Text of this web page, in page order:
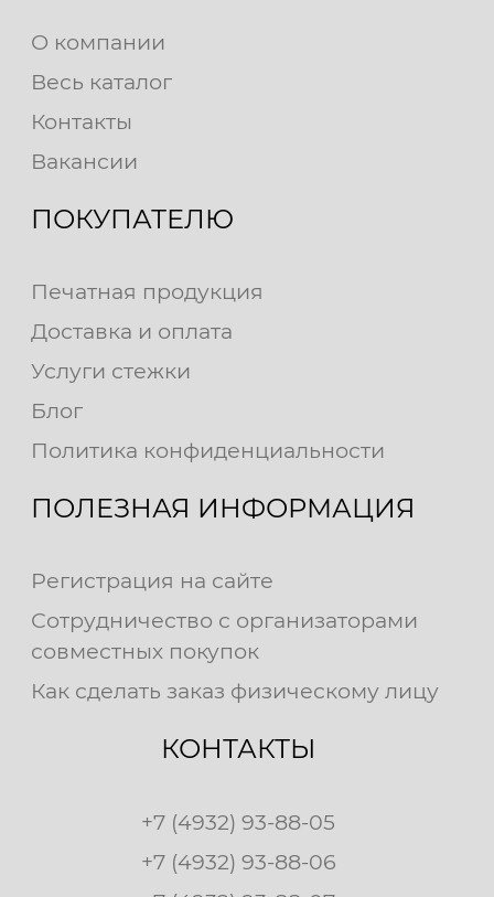
О компании
Весь каталог
Контакты
Вакансии
ПОКУПАТЕЛЮ
Печатная продукция
Доставка и оплата
Услуги стежки
Блог
Политика конфиденциальности
ПОЛЕЗНАЯ ИНФОРМАЦИЯ
Регистрация на сайте
Сотрудничество с организаторами
совместных покупок
Как сделать заказ физическому лицу
КОНТАКТЫ
+7 (4932) 93-88-05
+7 (4932) 93-88-06